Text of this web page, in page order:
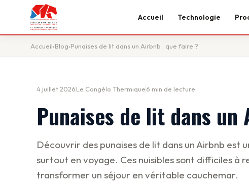
Accueil Technologie
Accueil›Blog›Punaises de lit dans un Airbnb : que faire ?
4 juillet 2026Le Congélo Thermique6 min de lecture
Punaises de lit dans
Découvrir des punaises de lit dans un Airbnb
surtout en voyage. Ces nuisibles sont difficiles à
transformer un séjour en véritable cauchemar.